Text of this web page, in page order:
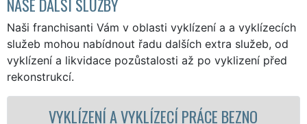
Naši franchisanti Vám v oblasti vyklízení a a vyklízecích
služeb mohou nabídnout řadu dalších extra služeb, od
vyklízení a likvidace pozůstalosti až po vyklizení před
rekonstrukcí.
A VYKLÍZECÍ PRÁCE BEZNO